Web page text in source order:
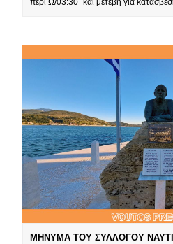
ΜΗΝΥΜΑ ΤΟΥ ΣΥΛΛΟΓΟΥ